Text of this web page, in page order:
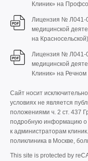
Клиник» на
Лицензия № Л041-
медицинской
на Красносельской)
Лицензия № Л041-
медицинской
Клиник» на Речном
Сайт носит
условиях не является
положениями ч. 2 ст. 437
подробную информацию о
к администраторам
поликлиника в Москве,
This site is protected by